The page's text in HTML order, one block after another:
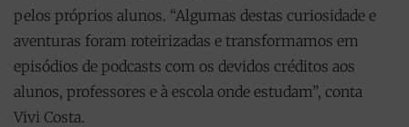
pelos próprios alunos. “Algumas destas curiosidade e
aventuras foram roteirizadas e transformamos em
episódios de podcasts com os devidos créditos aos
alunos, professores e à escola onde estudam”, conta
Vivi Costa.